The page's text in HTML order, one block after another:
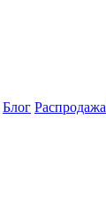
Блог Распродажа